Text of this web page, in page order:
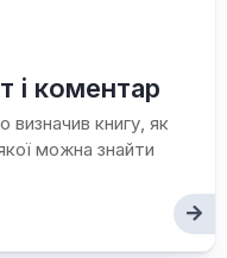
коментар
визначив книгу, як
можна знайти